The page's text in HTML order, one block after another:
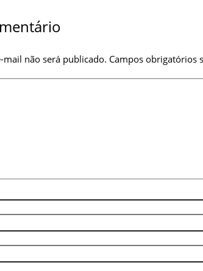
mail não será publicado. Campos obrigatórios